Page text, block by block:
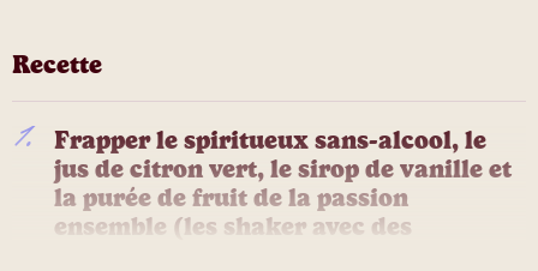
Recette
Frapper le spiritueux sans-alcool, le
jus de citron vert, le sirop de vanille et
la purée de fruit de la passion
ensemble (les shaker avec des